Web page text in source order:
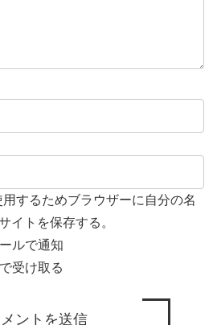
するためブラウザーに自分の名
イトを保存する。
ルで通知
受け取る